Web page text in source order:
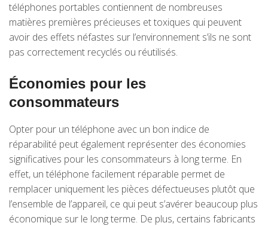
téléphones portables contiennent de nombreuses
matières premières précieuses et toxiques qui peuvent
avoir des effets néfastes sur l’environnement s’ils ne sont
pas correctement recyclés ou réutilisés.
Économies pour les
consommateurs
Opter pour un téléphone avec un bon indice de
réparabilité peut également représenter des économies
significatives pour les consommateurs à long terme. En
effet, un téléphone facilement réparable permet de
remplacer uniquement les pièces défectueuses plutôt que
l’ensemble de l’appareil, ce qui peut s’avérer beaucoup plus
économique sur le long terme. De plus, certains fabricants